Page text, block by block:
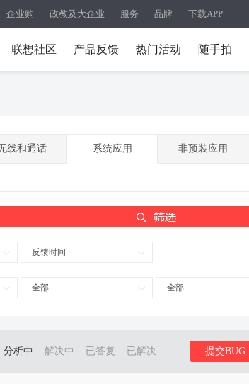
企业购 政教及大企业 服务 品牌 下载APP
联想社区 产品反馈 热门活动 随手拍
线和通话 系统应用 非预装应用
反馈时间
全部 全部
分析中 解决中 已答复 已解决 提交BUG